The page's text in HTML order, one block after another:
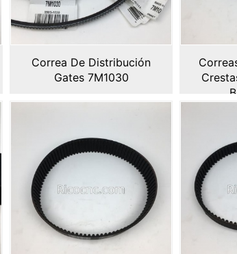
Correa De Distribución
Gates 7M1030